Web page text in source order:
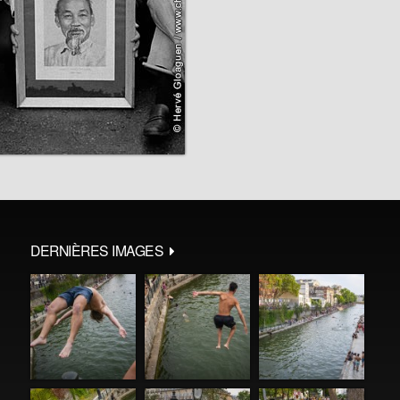
DERNIÈRES IMAGES